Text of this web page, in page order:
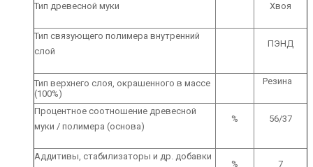
Тип древесной муки Хвоя
Тип связующего полимера внутренний
слой
ПЭНД
Тип верхнего слоя, окрашенного в массе
(100%)
Резина
Процентное соотношение древесной
муки / полимера (основа)
% 56/37
Аддитивы, стабилизаторы и др. добавки
% 7